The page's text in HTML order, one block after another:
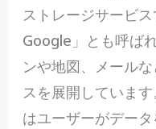
ストレージサービ
Google」とも呼ば
ンや地図、メール
スを展開していま
はユーザーがデー